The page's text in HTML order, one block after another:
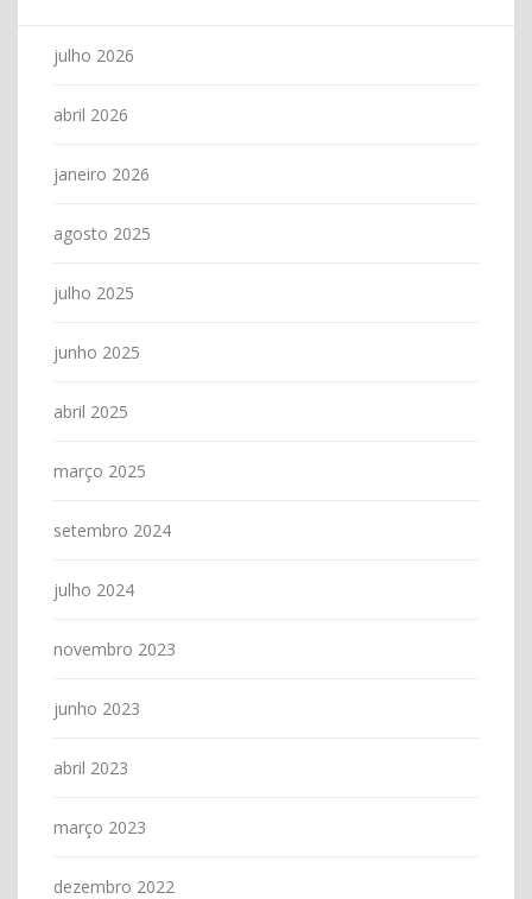
julho 2026
abril 2026
janeiro 2026
agosto 2025
julho 2025
junho 2025
abril 2025
março 2025
setembro 2024
julho 2024
novembro 2023
junho 2023
abril 2023
março 2023
dezembro 2022